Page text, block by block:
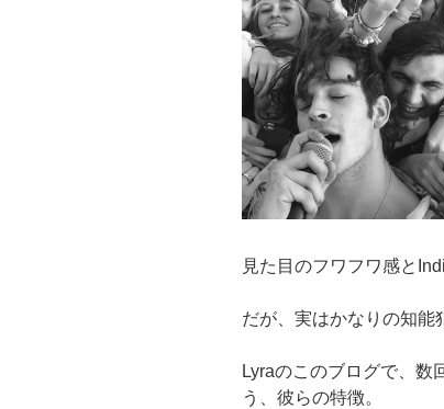
見た目のフワフワ感と
だが、実はかなりの知能
Lyraのこのブログで、数
う、彼らの特徴。